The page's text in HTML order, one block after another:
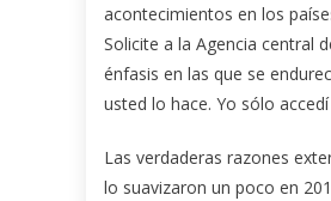
acontecimientos en los
Solicite a la Agencia central
énfasis en las que se
usted lo hace. Yo sólo
Las verdaderas razones
lo suavizaron un poco en